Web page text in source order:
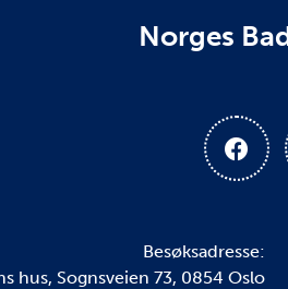
Norges
Besøksadresse:
hus, Sognsveien 73, 0854 Oslo